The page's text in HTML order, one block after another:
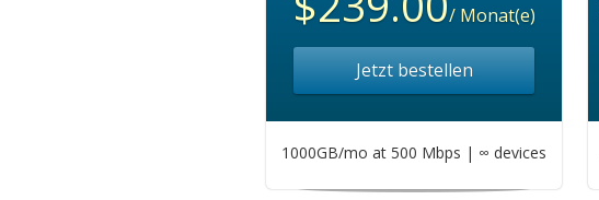
/ Monat(e)
Jetzt bestellen
1000GB/mo at 500 Mbps | ∞ devices